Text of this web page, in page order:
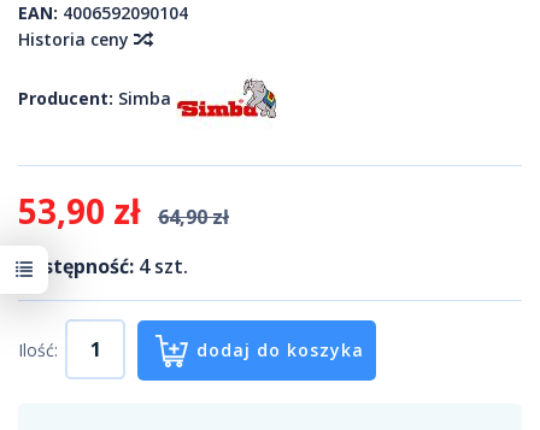
EAN: 4006592090104
Historia ceny
Producent: Simba
53,90 zł
64,90 zł
Dostępność: 4szt.
Ilość: dodaj do koszyka